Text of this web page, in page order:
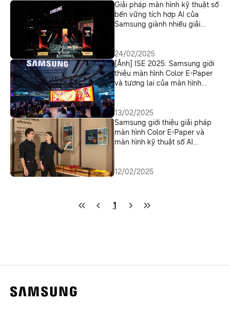
Giải pháp màn hình kỹ thuật số
bền vững tích hợp AI của
Samsung giành nhiều giải
24/02/2025
[Ảnh] ISE 2025: Samsung giới
thiệu màn hình Color E-Paper
và tương lai của màn hình
13/02/2025
Samsung giới thiệu giải pháp
màn hình Color E-Paper và
màn hình kỹ thuật số AI
12/02/2025
1